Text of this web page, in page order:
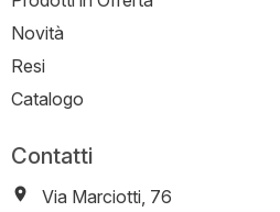
Novità
Resi
Catalogo
Contatti
Via Marciotti, 76